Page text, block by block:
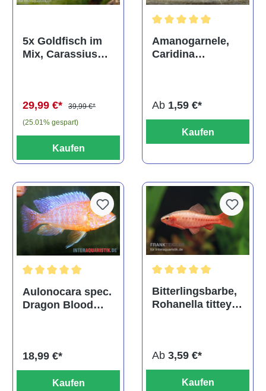
5x Goldfisch im
Mix, Carassius
29,99 €*
39,99 €*
(25.01% gespart)
Kaufen
Amanogarnele,
Caridina
Ab 1,59 €*
Kaufen
Durchschnittliche Bewertung von 5 von 5 Sternen
Aulonocara spec.
Dragon Blood
18,99 €*
Kaufen
Bitterlingsbarbe,
Rohanella titteya,
Ab 3,59 €*
Kaufen